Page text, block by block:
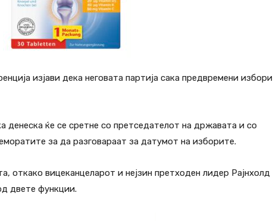
изјави дека неговата партија сака предвремени избори
денеска ќе се сретне со претседателот на државата и со
за да разговараат за датумот на изборите.
откако вицеканцеларот и нејзин претходен лидер Рајнхолд
двете функции.